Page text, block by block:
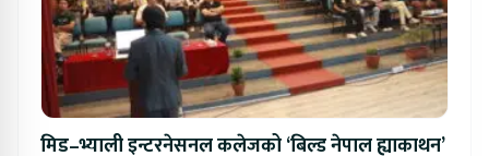
मिड–भ्याली इन्टरनेसनल कलेजको ‘बिल्ड नेपाल ह्याकाथन’